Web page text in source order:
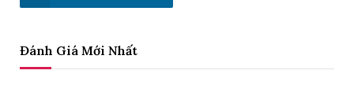
Đánh Giá Mới Nhất